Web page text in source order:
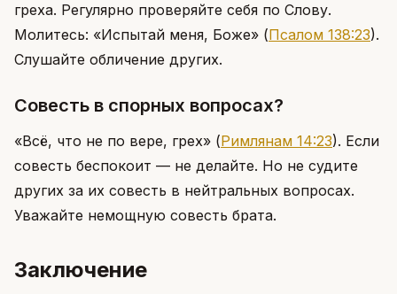
греха. Регулярно проверяйте себя по Слову.
Молитесь: «Испытай меня, Боже» (Псалом 138:23).
Слушайте обличение других.
Совесть в спорных вопросах?
«Всё, что не по вере, грех» (Римлянам 14:23). Если
совесть беспокоит — не делайте. Но не судите
других за их совесть в нейтральных вопросах.
Уважайте немощную совесть брата.
Заключение